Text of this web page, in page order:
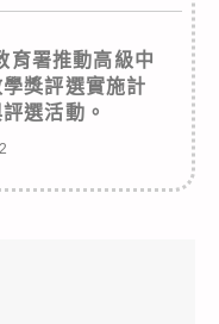
育署推動高級中
獎評選實施計
選活動。